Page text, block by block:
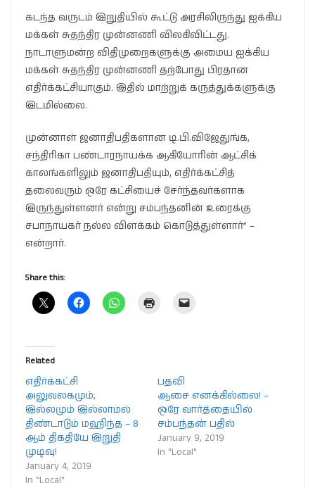
கடந்த வருடம் இறுதியில் கூட்டு அரசிலிருந்து ஐக்கிய
மக்கள் சுதந்திர முன்னணி விலகிவிட்டது.
நாடாளுமன்ற விதிமுறைகளுக்கு அமைய ஐக்கிய
மக்கள் சுதந்திர முன்னணி தற்போது பிரதான
எதிர்க்கட்சியாகும். இதில் மாற்றுக் கருத்துக்களுக்கு
இடமில்லை.
முன்னாள் ஜனாதிபதிகளான டி.பி.விஜேதுங்க,
சந்திரிகா பண்டாரநாயக்க ஆகியோரின் ஆட்சிக்
காலங்களிலும் ஜனாதிபதியும், எதிர்க்கட்சித்
தலைவரும் ஒரே கட்சியைச் சேர்ந்தவர்களாக
இருந்துள்ளனர் என்று சம்பந்தனின் உரைக்கு
சபாநாயகர் நல்ல விளக்கம் கொடுத்துள்ளார்” –
என்றார்.
Share this:
Related
எதிர்க்கட்சி
அலுவலகமும்,
இல்லமும் இல்லாமல்
திண்டாடும் மஹிந்த – 8
ஆம் திகதியே இறுதி
முடிவு!
January 4, 2019
In "Local"
பதவி
ஆசை எனக்கில்லை! –
ஒரே வார்த்தையில்
சம்பந்தன் பதில்
January 9, 2019
In "Local"